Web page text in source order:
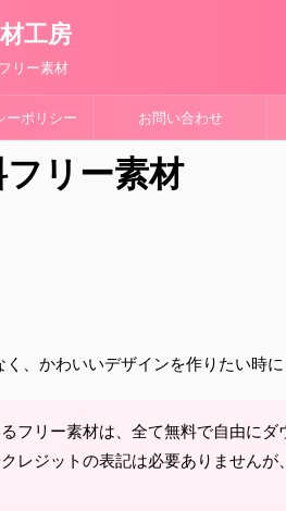
工房
リー素材
ーポリシー お問い合わせ
リー素材
、かわいいデザインを作りたい時に
フリー素材は、全て無料で自由に
レジットの表記は必要ありません